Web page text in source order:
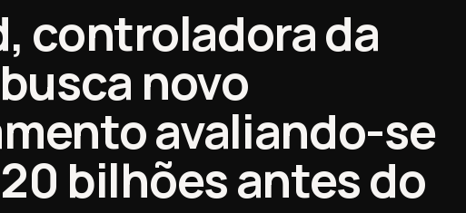
controladora da
novo
avaliando-se
bilhões antes do